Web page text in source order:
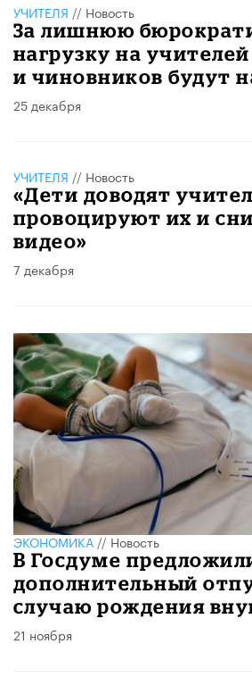
УЧИТЕЛЯ // Новость
За лишнюю
нагрузку на
и чиновников будут
25 декабря
УЧИТЕЛЯ // Новость
«Дети доводят
провоцируют их и
видео»
7 декабря
ЭКОНОМИКА//Новость
В Госдуме
дополнительный
случаю рождения
21 ноября